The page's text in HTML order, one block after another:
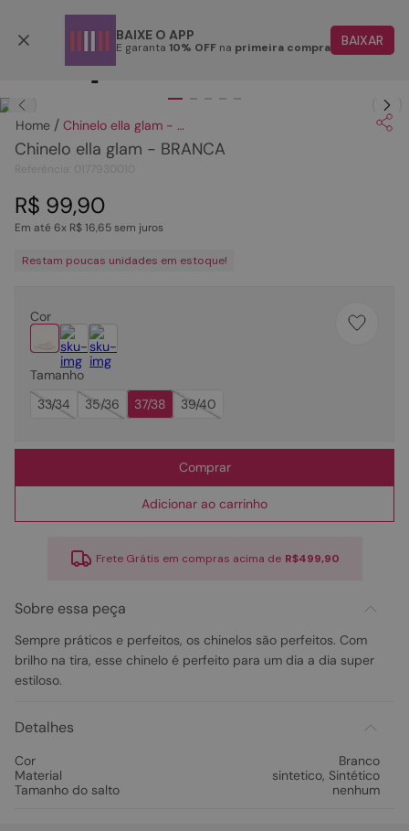
BAIXE O APP
E garanta 10% OFF na primeira compra BAIXAR
Chinelo ella glam - BRANCA
Chinelo ella glam - BRANCA
R$ 99,90
Em até6x R$16,65sem juros
Restam poucas unidades em estoque!
Cor
Tamanho
33/34
35/36 37/38 39/40
Comprar
Adicionar ao carrinho
Frete Grátis em compras acima de R$499,90
Sobre essa peça
Sempre práticos e perfeitos, os chinelos são perfeitos. Com
brilho na tira, esse chinelo é perfeito para um dia a dia super
estiloso.
Detalhes
Cor
Branco
Material
sintetico, Sintético
Tamanho do salto
nenhum
1º
2º
tenis
4º
sandalia
5º
rasteira
6º
tamanco
sapatilha
óculos
10º